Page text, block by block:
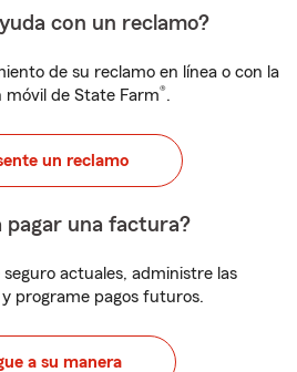
con un reclamo?
de su reclamo en línea o con la
móvil de State Farm®.
un reclamo
pagar una factura?
actuales, administre las
programe pagos futuros.
a su manera